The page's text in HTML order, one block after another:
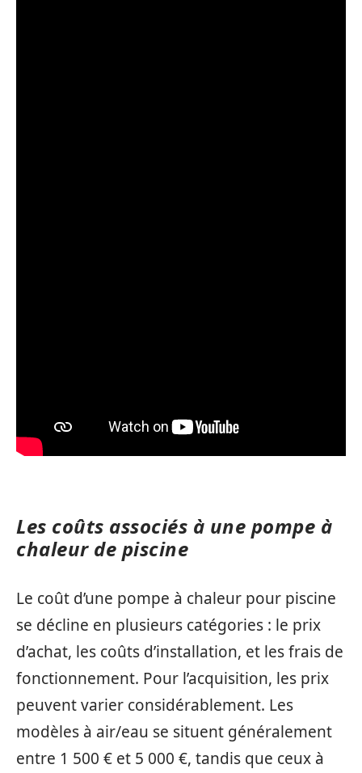
Les coûts associés à une pompe à
chaleur de piscine
Le coût d’une pompe à chaleur pour piscine
se décline en plusieurs catégories : le prix
d’achat, les coûts d’installation, et les frais de
fonctionnement. Pour l’acquisition, les prix
peuvent varier considérablement. Les
modèles à air/eau se situent généralement
entre 1 500 € et 5 000 €, tandis que ceux à